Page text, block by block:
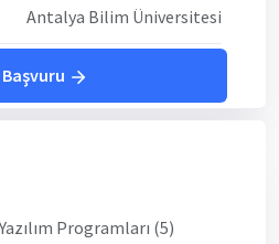
Antalya Bilim Üniversitesi
Başvuru
Programları (5)